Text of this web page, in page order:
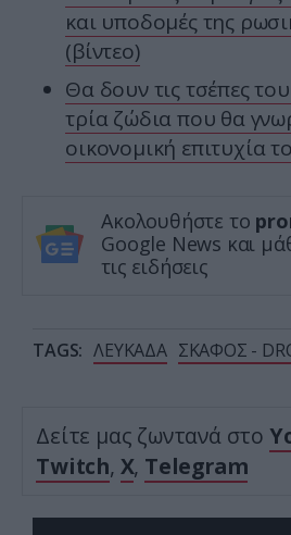
και υποδομές της
(βίντεο)
Θα δουν τις τσέπες
τρία ζώδια που θα
οικονομική επιτυχία
Ακολουθήστε το
Google News και
τις ειδήσεις
TAGS: ΛΕΥΚΑΔΑ ΣΚΑΦΟΣ -
Δείτε μας ζωντανά στο
Twitch, X, Telegram